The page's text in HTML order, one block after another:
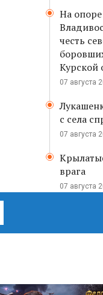
На
честь
Курской
07 августа
с села
07 августа
врага
07 августа